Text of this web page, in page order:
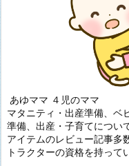
あゆママ ４児のママ
マタニティ・出産準備、ベ
準備、出産・子育てについ
アイテムのレビュー記事多
トラクターの資格を持って